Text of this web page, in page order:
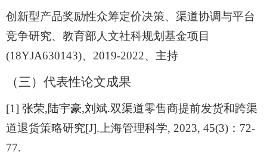
创新型产品奖励性众筹定价决策、渠道协调与平台
竞争研究、教育部人文社科规划基金项目
(18YJA630143)、 2019-2022、主持
（三） 代表性论文成果
[1] 张荣,陆宇豪,刘斌.双渠道零售商提前发货和跨渠
道退货策略研究[J]. 上海管理科学, 2023, 45(3) ： 72-
77.